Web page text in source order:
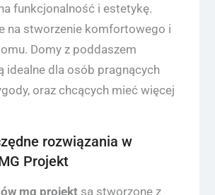
funkcjonalność i estetykę.
na stworzenie komfortowego i
Domy z poddaszem
idealne dla osób pragnących
oraz chcących mieć więcej
rozwiązania w
Projekt
mg projektsą stworzone z